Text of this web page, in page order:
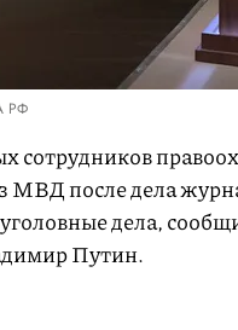
РФ
сотрудников
МВД после дела
дела,
Путин.